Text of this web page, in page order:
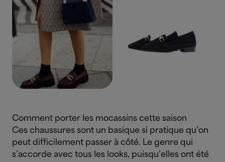
Comment porter les mocassins cette saison
Ces chaussures sont un basique si pratique qu’on
peut difficilement passer à côté. Le genre qui
s’accorde avec tous les looks, puisqu’elles ont été